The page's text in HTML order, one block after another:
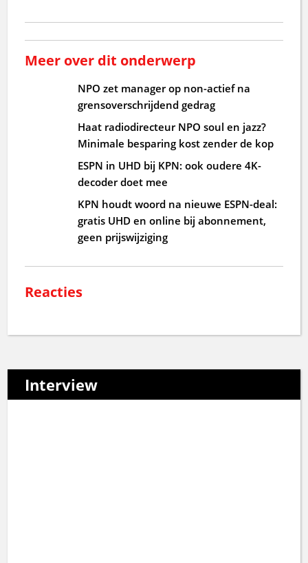
Meer over dit onderwerp
NPO zet manager op non-actief na
grensoverschrijdend gedrag
Haat radiodirecteur NPO soul en jazz?
Minimale besparing kost zender de kop
ESPN in UHD bij KPN: ook oudere 4K-
decoder doet mee
KPN houdt woord na nieuwe ESPN-deal:
gratis UHD en online bij abonnement,
geen prijswijziging
Reacties
Interview